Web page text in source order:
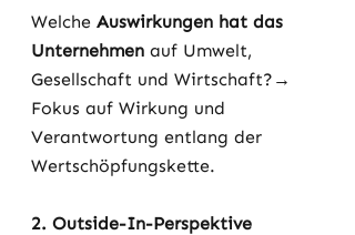
Welche Auswirkungen hat das
Unternehmen auf Umwelt,
Gesellschaft und Wirtschaft?→
Fokus auf Wirkung und
Verantwortung entlang der
Wertschöpfungskette.
2. Outside-In-Perspektive